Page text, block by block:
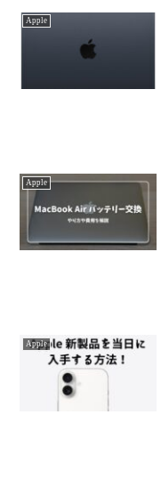
Apple
Apple
Apple